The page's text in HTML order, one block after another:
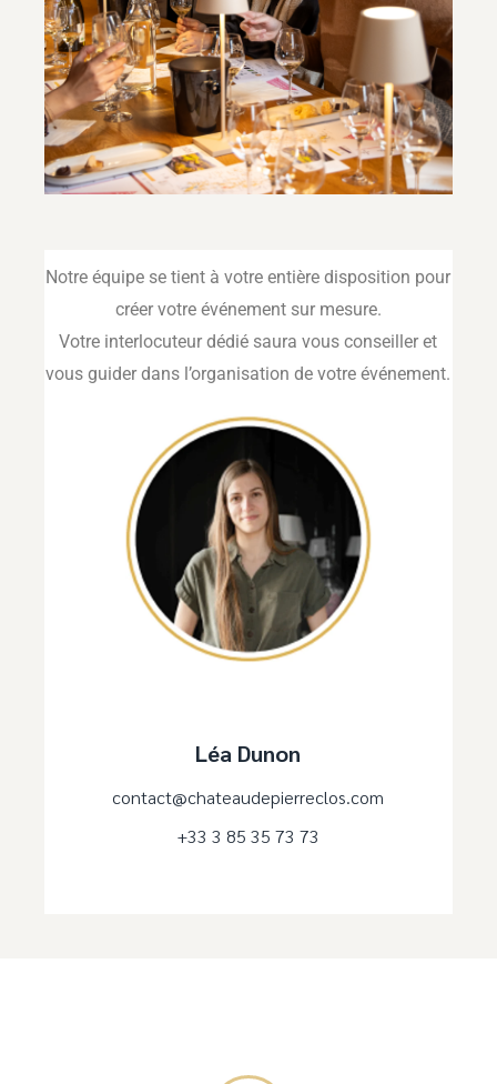
Notre équipe se tient à votre entière disposition pour
créer votre événement sur mesure.
Votre interlocuteur dédié saura vous conseiller et
vous guider dans l’organisation de votre événement.
Léa Dunon
contact@chateaudepierreclos.com
+33 3 85 35 73 73